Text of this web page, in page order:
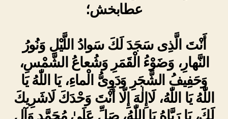
عطابخش؛
أَنْتَ الَّذِى سَجَدَ لَكَ سَوادُ اللَّيْلِ وَنُورُ
النَّهارِ، وَضَوْءُ الْقَمَرِ وَشُعاعُ الشَّمْسِ،
وَحَفِيفُ الشَّجَرِ وَدَوِىُّ الْماءِ، يَا اللّٰهُ يَا
اللّٰهُ يَا اللّٰهُ، لَاإِلٰهَ إِلّا أَنْتَ وَحْدَكَ لَاشَرِيكَ
لَكَ، يَا رَبَّاهُ يَا اللّٰهُ، صَلِّ عَلَىٰ مُحَمَّدٍ وَآلِ